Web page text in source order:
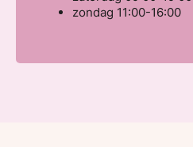
zondag 11:00-16:00